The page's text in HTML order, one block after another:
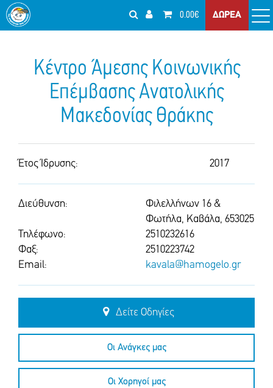
0.00€ ΔΩΡΕΑ
Κέντρο Άμεσης Κοινωνικής
Επέμβασης Ανατολικής
Μακεδονίας Θράκης
Έτος Ίδρυσης: 2017
Διεύθυνση:
Φιλελλήνων 16 &
Φωτήλα, Καβάλα, 653025
Τηλέφωνο:
2510232616
Φαξ:
2510223742
Email:
kavala@hamogelo.gr
Δείτε Οδηγίες
Οι Ανάγκες μας
Οι Χορηγοί μας